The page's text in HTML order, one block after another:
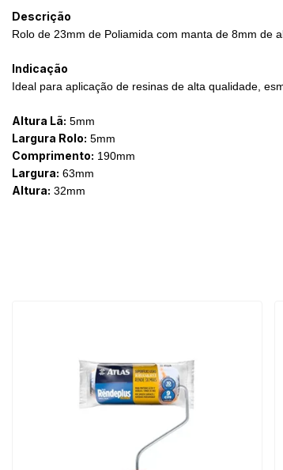
Descrição
Rolo de 23mm de Poliamida com manta de 8mm de
Indicação
Ideal para aplicação de resinas de alta qualidade,
Altura Lã: 5mm
Largura Rolo: 5mm
Comprimento: 190mm
Largura: 63mm
Altura: 32mm